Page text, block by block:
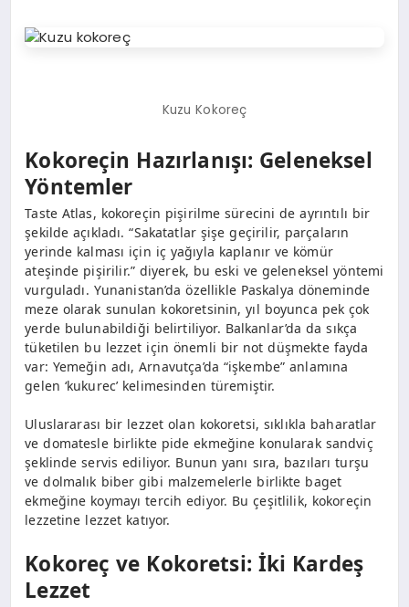
Kuzu Kokoreç
Kokoreçin Hazırlanışı: Geleneksel
Yöntemler
Taste Atlas, kokoreçin pişirilme sürecini de ayrıntılı bir
şekilde açıkladı. “Sakatatlar şişe geçirilir, parçaların
yerinde kalması için iç yağıyla kaplanır ve kömür
ateşinde pişirilir.” diyerek, bu eski ve geleneksel yöntemi
vurguladı. Yunanistan’da özellikle Paskalya döneminde
meze olarak sunulan kokoretsinin, yıl boyunca pek çok
yerde bulunabildiği belirtiliyor. Balkanlar’da da sıkça
tüketilen bu lezzet için önemli bir not düşmekte fayda
var: Yemeğin adı, Arnavutça’da “işkembe” anlamına
gelen ‘kukurec’ kelimesinden türemiştir.
Uluslararası bir lezzet olan kokoretsi, sıklıkla baharatlar
ve domatesle birlikte pide ekmeğine konularak sandviç
şeklinde servis ediliyor. Bunun yanı sıra, bazıları turşu
ve dolmalık biber gibi malzemelerle birlikte baget
ekmeğine koymayı tercih ediyor. Bu çeşitlilik, kokoreçin
lezzetine lezzet katıyor.
Kokoreç ve Kokoretsi: İki Kardeş
Lezzet